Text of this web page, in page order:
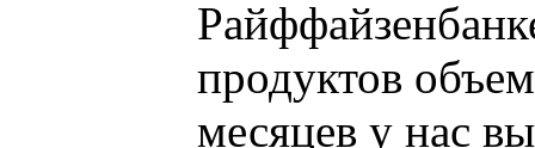
продуктов
месяцев у нас